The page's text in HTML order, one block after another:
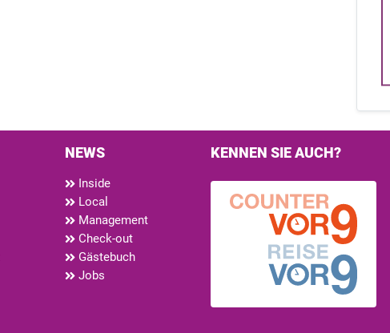
NEWS
Inside
Local
Management
Check-out
Gästebuch
Jobs
KENNEN SIE AUCH?